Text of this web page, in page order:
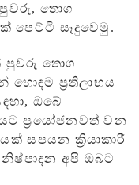
පුවරු, තොග
පෙට්ටි සෑදුවෙමු.
පුවරු තොග
හොඳම ප්‍රතිලාභය
ඔබේ
ප්‍රයෝජනවත් වන
සපයන ක්‍රියාකාරී
අපි ඔබට